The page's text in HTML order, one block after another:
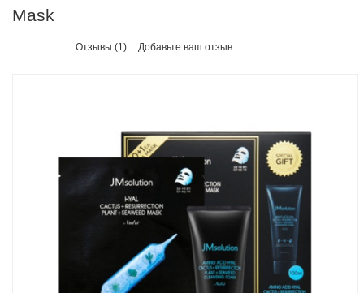
Mask
Отзывы (1) Добавьте ваш отзыв